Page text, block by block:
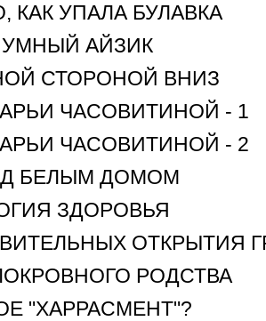
КАК УПАЛА БУЛАВКА
АЙЗИК
СТОРОНОЙ ВНИЗ
ЧАСОВИТИНОЙ - 1
ЧАСОВИТИНОЙ - 2
БЕЛЫМ ДОМОМ
ЗДОРОВЬЯ
ОТКРЫТИЯ
РОДСТВА
"ХАРРАСМЕНТ"?